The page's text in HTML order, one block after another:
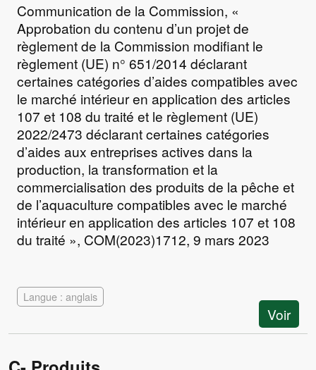
Communication de la Commission, «
Approbation du contenu d’un projet de
règlement de la Commission modifiant le
règlement (UE) n° 651/2014 déclarant
certaines catégories d’aides compatibles avec
le marché intérieur en application des articles
107 et 108 du traité et le règlement (UE)
2022/2473 déclarant certaines catégories
d’aides aux entreprises actives dans la
production, la transformation et la
commercialisation des produits de la pêche et
de l’aquaculture compatibles avec le marché
intérieur en application des articles 107 et 108
du traité », COM(2023)1712, 9 mars 2023
Langue : anglais
Voir